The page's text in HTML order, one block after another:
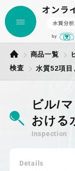
商品一覧
検査
水質52項目
ビル/
おける
Inspection
Details